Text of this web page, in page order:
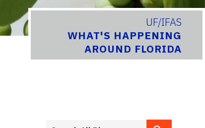
UF/IFAS
WHAT'S HAPPENING
AROUND FLORIDA